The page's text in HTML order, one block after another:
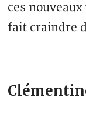
ces
fait craindre